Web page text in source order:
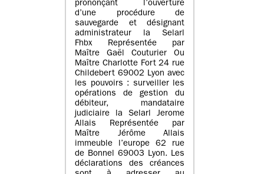
prononçant l’ouverture
d’une procédure de
sauvegarde et désignant
administrateur la Selarl
Fhbx Représentée par
Maître Gaël Couturier Ou
Maître Charlotte Fort 24 rue
Childebert 69002 Lyon avec
les pouvoirs : surveiller les
opérations de gestion du
débiteur, mandataire
judiciaire la Selarl Jerome
Allais Représentée par
Maître Jérôme Allais
immeuble l’europe 62 rue
de Bonnel 69003 Lyon. Les
déclarations des créances